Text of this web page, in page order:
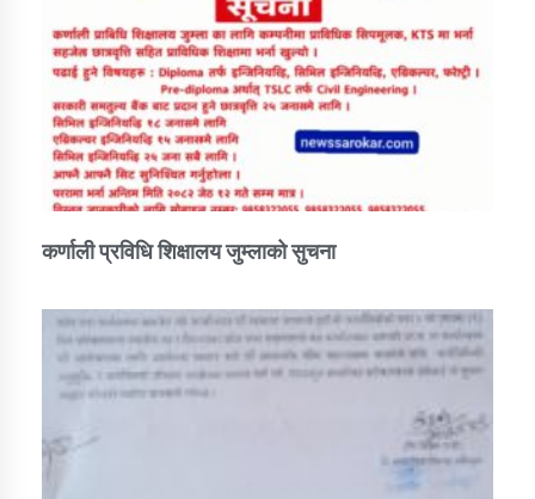
कर्णाली प्रविधि शिक्षालय जुम्लाको सुचना